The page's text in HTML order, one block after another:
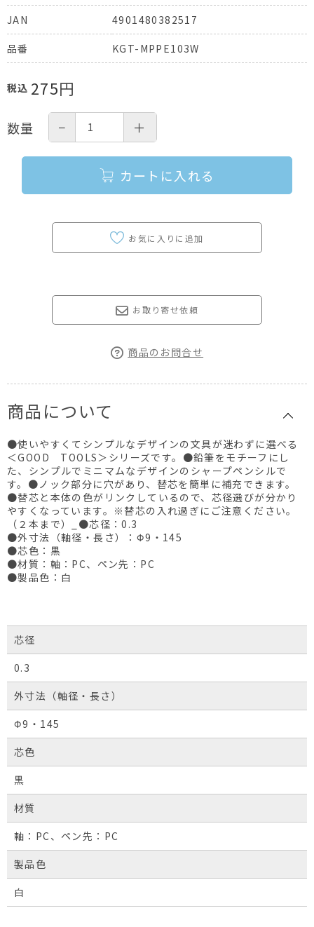
JAN
4901480382517
品番 KGT-MPPE103W
税込 275円
数量 − ＋
カートに入れる
お取り寄せ依頼
商品のお問合せ
商品について
●使いやすくてシンプルなデザインの文具が迷わずに選べる
＜GOOD TOOLS＞シリーズです。●鉛筆をモチーフにし
た、シンプルでミニマムなデザインのシャープペンシルで
す。●ノック部分に穴があり、替芯を簡単に補充できます。
●替芯と本体の色がリンクしているので、芯径選びが分かり
やすくなっています。※替芯の入れ過ぎにご注意ください。
（２本まで）_●芯径：0.3
●外寸法（軸径・長さ）：Φ9・145
●芯色：黒
●材質：軸：PC、ペン先：PC
●製品色：白
芯径
0.3
外寸法（軸径・長さ）
Φ9・145
芯色
黒
材質
軸：PC、ペン先：PC
製品色
白